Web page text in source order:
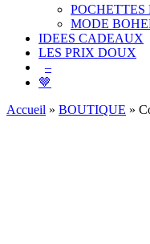
POCHETTES
MODE
IDEES CADEAUX
LES PRIX DOUX
–
🤎
Accueil » BOUTIQUE »